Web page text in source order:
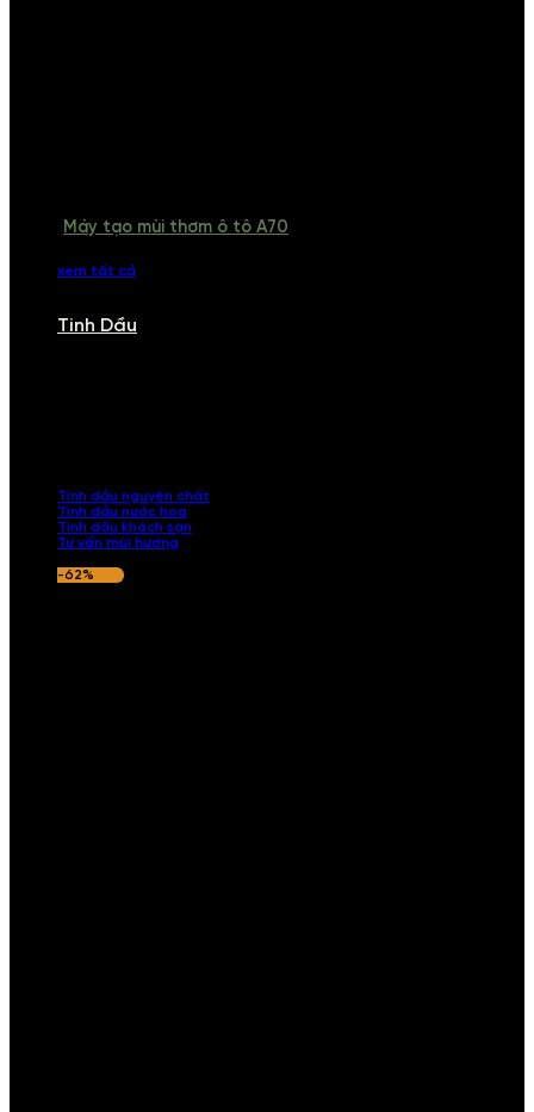
Máy tạo mùi thơm ô tô A70
xem tất cả
Tinh Dầu
Tinh dầu nguyên chất
Tinh dầu nước hoa
Tinh dầu khách sạn
Tư vấn mùi hương
-62%